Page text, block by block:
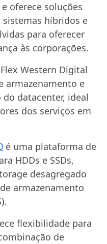
oferece soluções
híbridos e
para oferecer
às corporações.
Western Digital
armazenamento e
datacenter, ideal
dos serviços em
é uma plataforma de
HDDs e SSDs,
desagregado
armazenamento
flexibilidade para
de